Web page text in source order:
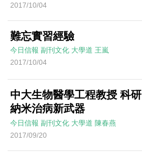
2017/10/04
難忘實習經驗
今日信報 副刊文化 大學道 王嵐
2017/10/04
中大生物醫學工程教授 科研
納米治病新武器
今日信報 副刊文化 大學道 陳春燕
2017/09/20